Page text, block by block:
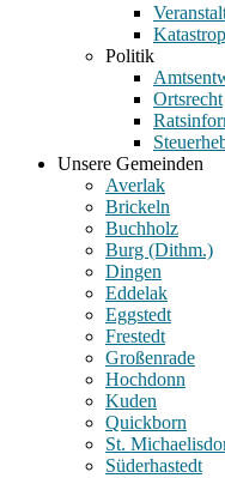
Politik
Ortsrecht
Unsere Gemeinden
Averlak
Brickeln
Buchholz
Burg (Dithm.)
Dingen
Eddelak
Eggstedt
Frestedt
Großenrade
Hochdonn
Kuden
Quickborn
St.
Süderhastedt